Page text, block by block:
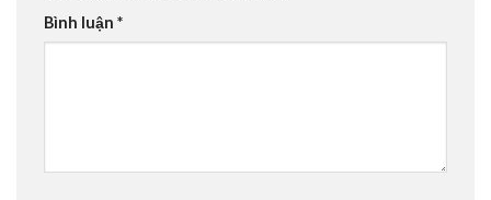
Bình luận *